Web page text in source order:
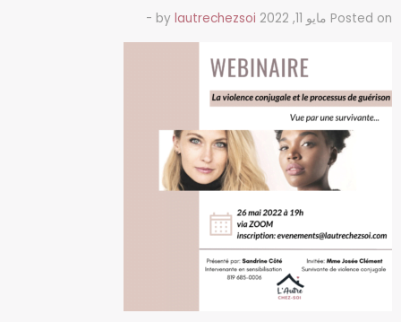
Posted on مايو 11, 2022 by lautrechezsoi
-